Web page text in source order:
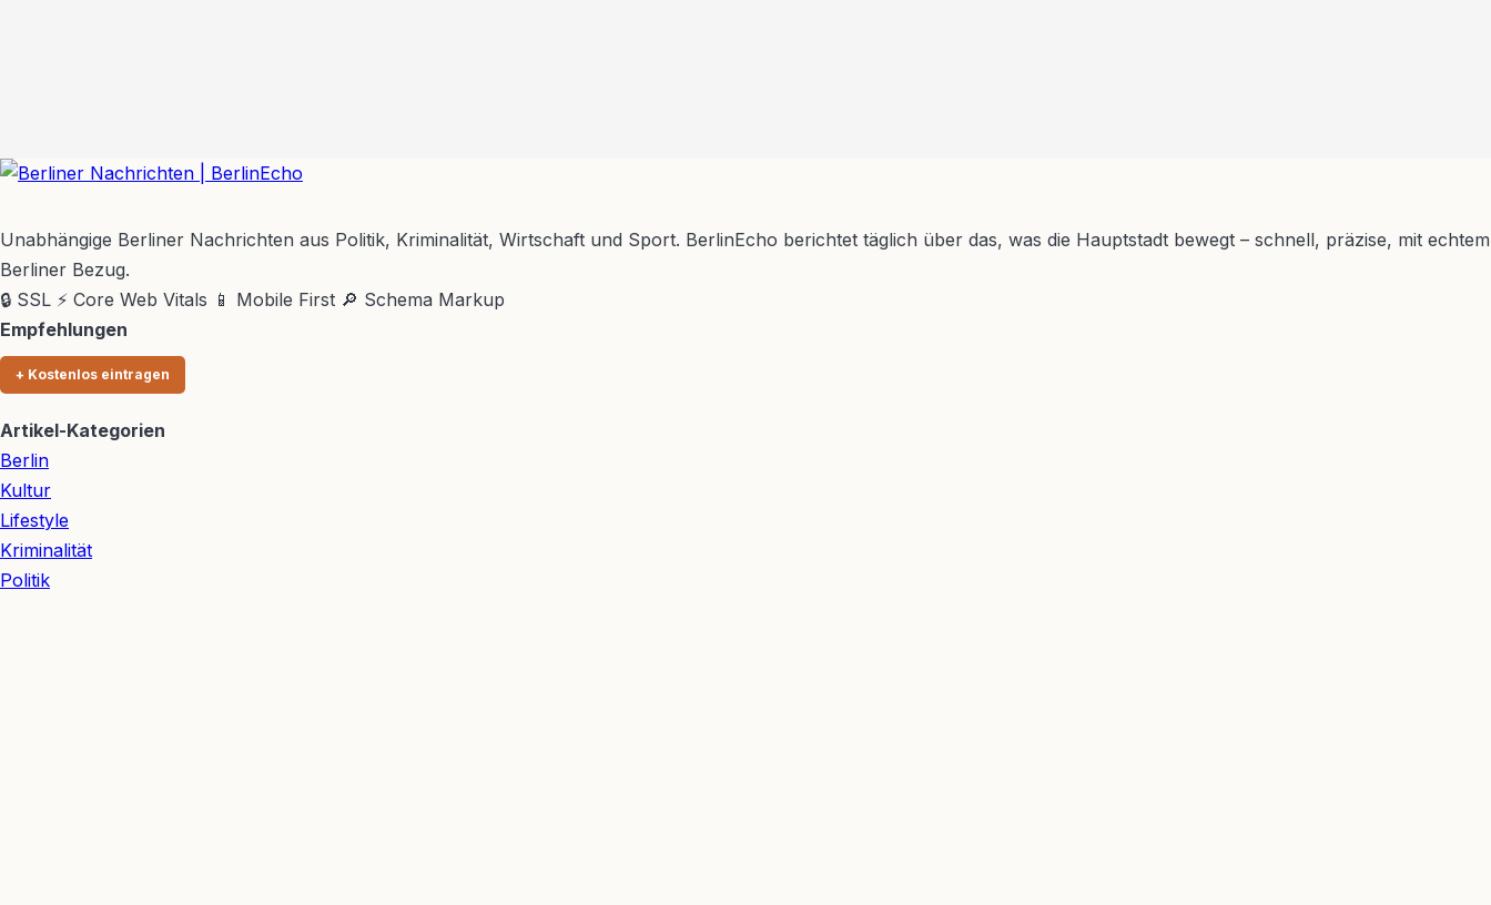
Unabhängige Berliner Nachrichten aus Politik, Kriminalität, Wirtschaft und Sport. BerlinEcho berichtet täglich über das, was die Hauptstadt bewegt – schnell, präzise, mit echtem
Berliner Bezug.
🔒 SSL ⚡ Core Web Vitals 📱 Mobile First 🔎 Schema Markup
Empfehlungen
+ Kostenlos eintragen
Artikel-Kategorien
Berlin
Kultur
Lifestyle
Kriminalität
Politik